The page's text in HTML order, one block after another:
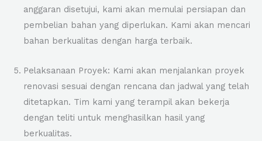
anggaran disetujui, kami akan memulai persiapan dan
pembelian bahan yang diperlukan. Kami akan mencari
bahan berkualitas dengan harga terbaik.
Pelaksanaan Proyek: Kami akan menjalankan proyek
renovasi sesuai dengan rencana dan jadwal yang telah
ditetapkan. Tim kami yang terampil akan bekerja
dengan teliti untuk menghasilkan hasil yang
berkualitas.